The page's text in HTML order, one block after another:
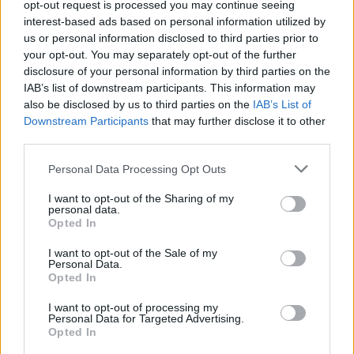
opt-out request is processed you may continue seeing
interest-based ads based on personal information utilized by
us or personal information disclosed to third parties prior to
your opt-out. You may separately opt-out of the further
disclosure of your personal information by third parties on the
IAB’s list of downstream participants. This information may
also be disclosed by us to third parties on the IAB’s List of
Downstream Participants that may further disclose it to other
Personal Data Processing Opt Outs
I want to opt-out of the Sharing of my
personal data.
Opted In
I want to opt-out of the Sale of my
Personal Data.
Opted In
I want to opt-out of processing my
Personal Data for Targeted Advertising.
Opted In
attualmente la fonte più importante del virus,
soprattutto con la riapertura delle scuole,
sono gli scolari. La loro vaccinazione è una
priorità urgente durante la fase endemica. La
prossima priorità per la vaccinazione
(compresi i richiami) dovrebbe essere per
coloro la cui occupazione li mette in contatto
commercio e vendite, trasporti, produzione,
ospitalità.
Quando il numero di non immuni è grande, la
velocità di trasmissione sale sopra 1 e al
contrario quando la platea di immuni è
grande, R diminuisce sotto 1. La fine
dell’epidemia denota che è stata raggiunta la
soglia di immunità di gregge (HIT) applicabile
alla particolare variante. HIT è la proporzione